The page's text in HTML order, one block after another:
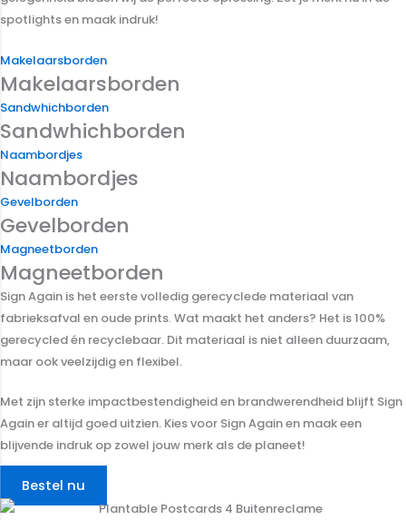
spotlights en maak indruk!
Makelaarsborden
Makelaarsborden
Sandwhichborden
Sandwhichborden
Naambordjes
Naambordjes
Gevelborden
Gevelborden
Magneetborden
Magneetborden
Sign Again is het eerste volledig gerecyclede materiaal van
fabrieksafval en oude prints. Wat maakt het anders? Het is 100%
gerecycled én recyclebaar. Dit materiaal is niet alleen duurzaam,
maar ook veelzijdig en flexibel.
Met zijn sterke impactbestendigheid en brandwerendheid blijft Sign
Again er altijd goed uitzien. Kies voor Sign Again en maak een
blijvende indruk op zowel jouw merk als de planeet!
Bestel nu